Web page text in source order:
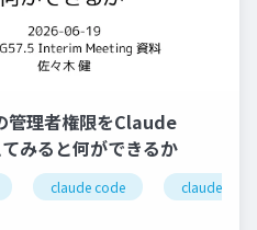
管理者権限をClaude
みると何ができるか
claude code claude